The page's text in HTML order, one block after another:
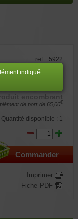
ref. : 5922
285,00
encombrant
de port de 65,00€
Quantité disponible : 1
Commander
Imprimer
Fiche PDF
indiqué